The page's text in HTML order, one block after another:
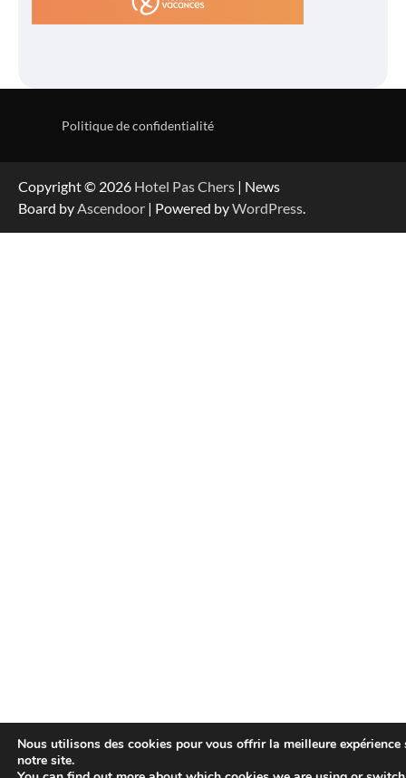
Politique de confidentialité
Copyright © 2026 Hotel Pas Chers | News
Board by Ascendoor | Powered byWordPress
Nous utilisons des cookies pour vous offrir la meilleure expérience
notre site.